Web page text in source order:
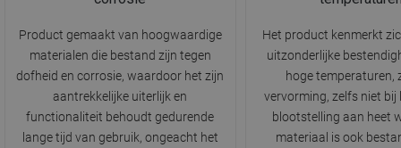
Product gemaakt van hoogwaardige
materialen die bestand zijn tegen
dofheid en corrosie, waardoor het zijn
aantrekkelijke uiterlijk en
functionaliteit behoudt gedurende
lange tijd van gebruik, ongeacht het
Het product kenmerkt
uitzonderlijke
hoge temperaturen,
vervorming, zelfs niet bij
blootstelling aan heet
materiaal is ook